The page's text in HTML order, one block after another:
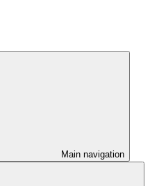
Main navigation